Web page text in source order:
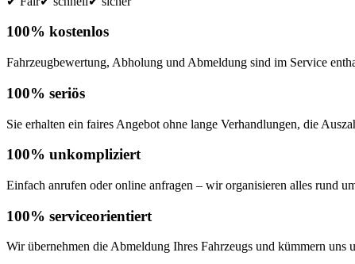
100% kostenlos
Fahrzeugbewertung, Abholung und Abmeldung sind im Service
100% seriös
Sie erhalten ein faires Angebot ohne lange Verhandlungen, die
100% unkompliziert
Einfach anrufen oder online anfragen – wir organisieren alles rund
100% serviceorientiert
Wir übernehmen die Abmeldung Ihres Fahrzeugs und kümmern uns